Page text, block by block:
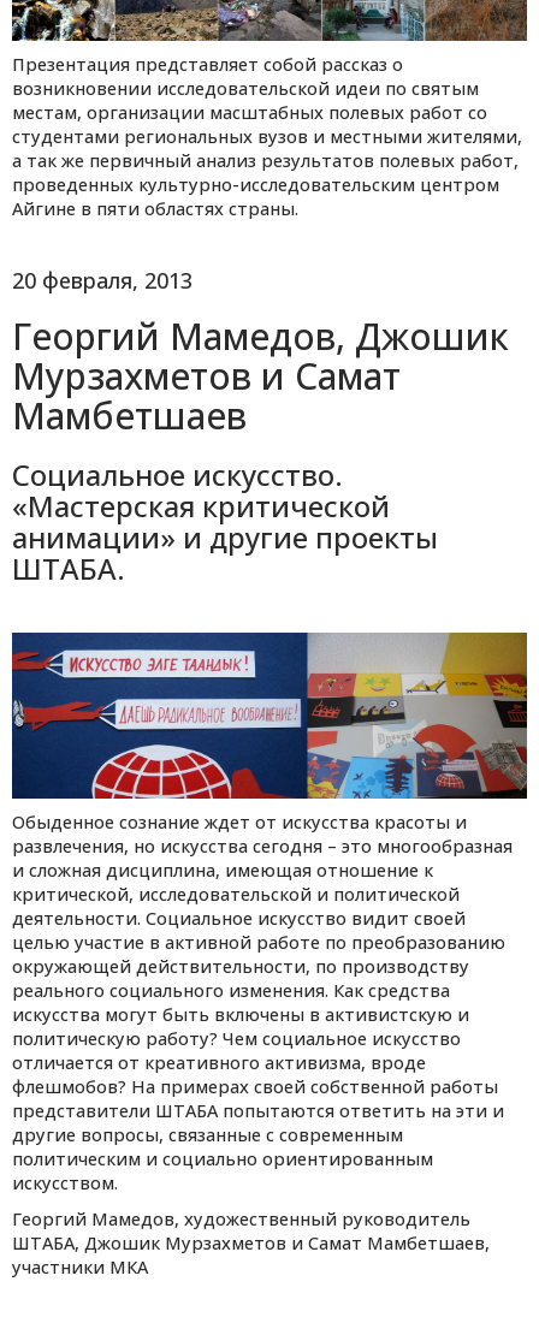
Презентация представляет собой рассказ о
возникновении исследовательской идеи по святым
местам, организации масштабных полевых работ со
студентами региональных вузов и местными жителями,
а так же первичный анализ результатов полевых работ,
проведенных культурно-исследовательским центром
Айгине в пяти областях страны.
20 февраля, 2013
Георгий Мамедов, Джошик
Мурзахметов и Самат
Мамбетшаев
Социальное искусство.
«Мастерская критической
анимации» и другие проекты
ШТАБА.
Обыденное сознание ждет от искусства красоты и
развлечения, но искусства сегодня – это многообразная
и сложная дисциплина, имеющая отношение к
критической, исследовательской и политической
деятельности. Социальное искусство видит своей
целью участие в активной работе по преобразованию
окружающей действительности, по производству
реального социального изменения. Как средства
искусства могут быть включены в активистскую и
политическую работу? Чем социальное искусство
отличается от креативного активизма, вроде
флешмобов? На примерах своей собственной работы
представители ШТАБА попытаются ответить на эти и
другие вопросы, связанные с современным
политическим и социально ориентированным
искусством.
Георгий Мамедов, художественный руководитель
ШТАБА, Джошик Мурзахметов и Самат Мамбетшаев,
участники МКА